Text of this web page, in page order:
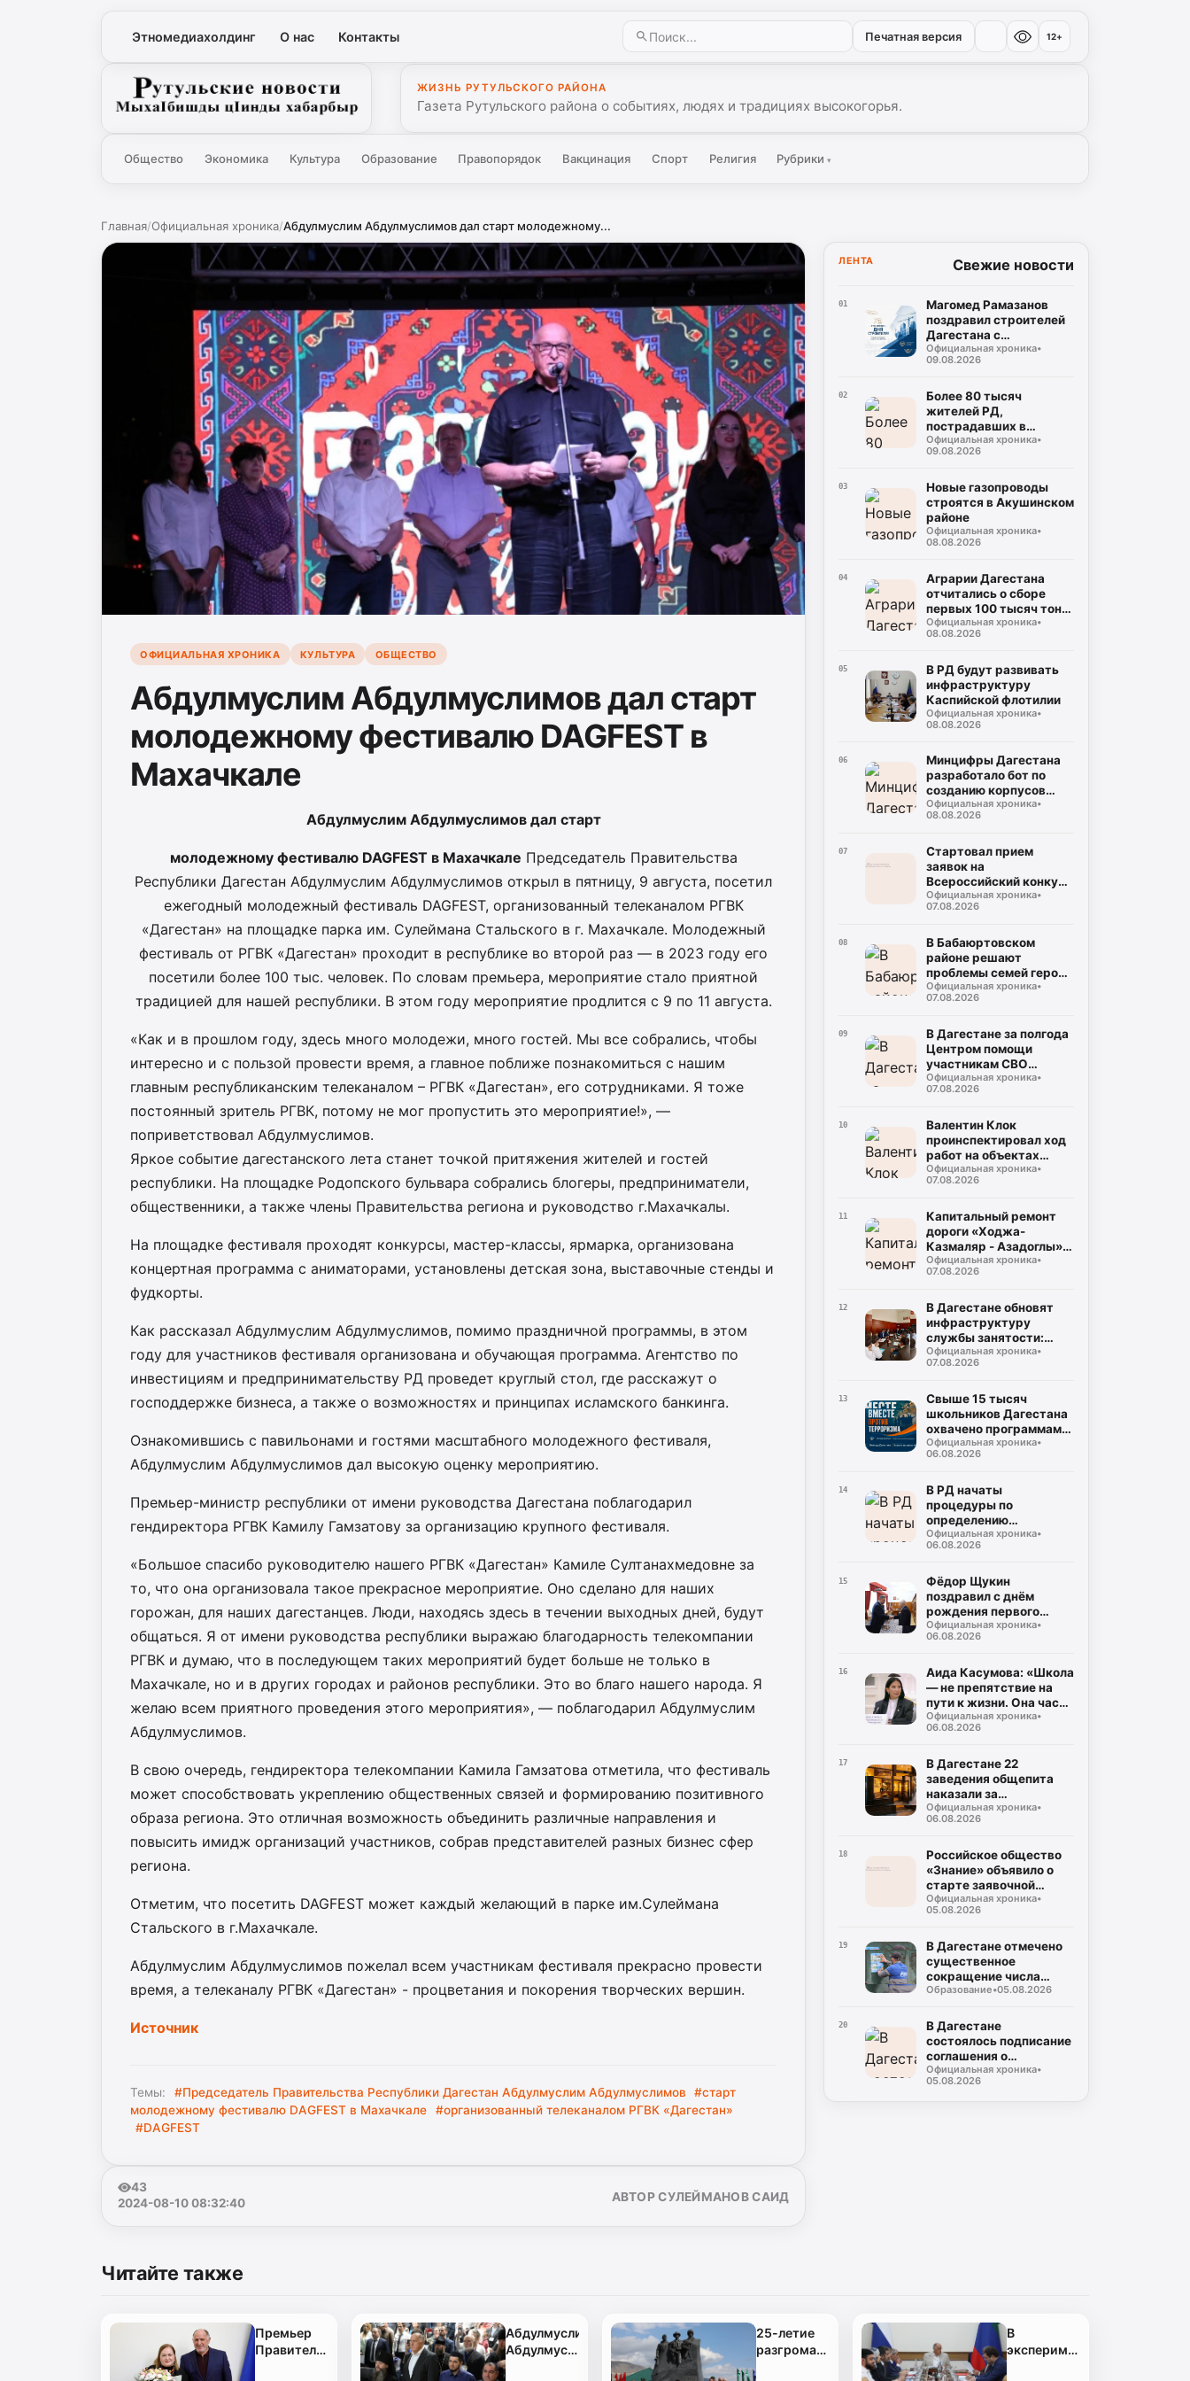
Этномедиахолдинг О нас Контакты Печатная версия 12+
Рутульские новости
ЖИЗНЬ РУТУЛЬСКОГО РАЙОНА
Газета Рутульского района о событиях, людях и традициях высокогорья.
Общество Экономика Культура Образование Правопорядок Вакцинация Спорт Религия Рубрики▾
Главная/Официальная хроника/Абдулмуслим Абдулмуслимов дал старт молодежному...
ОФИЦИАЛЬНАЯ ХРОНИКА КУЛЬТУРА ОБЩЕСТВО
Абдулмуслим Абдулмуслимов дал старт
молодежному фестивалю DAGFEST в
Махачкале
Абдулмуслим Абдулмуслимов дал старт
молодежному фестивалю DAGFEST в Махачкале Председатель Правительства
Республики Дагестан Абдулмуслим Абдулмуслимов открыл в пятницу, 9 августа, посетил
ежегодный молодежный фестиваль DAGFEST, организованный телеканалом РГВК
«Дагестан» на площадке парка им. Сулеймана Стальского в г. Махачкале. Молодежный
фестиваль от РГВК «Дагестан» проходит в республике во второй раз — в 2023 году его
посетили более 100 тыс. человек. По словам премьера, мероприятие стало приятной
традицией для нашей республики. В этом году мероприятие продлится с 9 по 11 августа.
«Как и в прошлом году, здесь много молодежи, много гостей. Мы все собрались, чтобы
интересно и с пользой провести время, а главное поближе познакомиться с нашим
главным республиканским телеканалом – РГВК «Дагестан», его сотрудниками. Я тоже
постоянный зритель РГВК, потому не мог пропустить это мероприятие!», —
поприветствовал Абдулмуслимов.
Яркое событие дагестанского лета станет точкой притяжения жителей и гостей
республики. На площадке Родопского бульвара собрались блогеры, предприниматели,
общественники, а также члены Правительства региона и руководство г.Махачкалы.
На площадке фестиваля проходят конкурсы, мастер-классы, ярмарка, организована
концертная программа с аниматорами, установлены детская зона, выставочные стенды и
фудкорты.
Как рассказал Абдулмуслим Абдулмуслимов, помимо праздничной программы, в этом
году для участников фестиваля организована и обучающая программа. Агентство по
инвестициям и предпринимательству РД проведет круглый стол, где расскажут о
господдержке бизнеса, а также о возможностях и принципах исламского банкинга.
Ознакомившись с павильонами и гостями масштабного молодежного фестиваля,
Абдулмуслим Абдулмуслимов дал высокую оценку мероприятию.
Премьер-министр республики от имени руководства Дагестана поблагодарил
гендиректора РГВК Камилу Гамзатову за организацию крупного фестиваля.
«Большое спасибо руководителю нашего РГВК «Дагестан» Камиле Султанахмедовне за
то, что она организовала такое прекрасное мероприятие. Оно сделано для наших
горожан, для наших дагестанцев. Люди, находясь здесь в течении выходных дней, будут
общаться. Я от имени руководства республики выражаю благодарность телекомпании
РГВК и думаю, что в последующем таких мероприятий будет больше не только в
Махачкале, но и в других городах и районов республики. Это во благо нашего народа. Я
желаю всем приятного проведения этого мероприятия», — поблагодарил Абдулмуслим
Абдулмуслимов.
В свою очередь, гендиректора телекомпании Камила Гамзатова отметила, что фестиваль
может способствовать укреплению общественных связей и формированию позитивного
образа региона. Это отличная возможность объединить различные направления и
повысить имидж организаций участников, собрав представителей разных бизнес сфер
региона.
Отметим, что посетить DAGFEST может каждый желающий в парке им.Сулеймана
Стальского в г.Махачкале.
Абдулмуслим Абдулмуслимов пожелал всем участникам фестиваля прекрасно провести
время, а телеканалу РГВК «Дагестан» - процветания и покорения творческих вершин.
Источник
Темы: #Председатель Правительства Республики Дагестан Абдулмуслим Абдулмуслимов
#старт
молодежному фестивалю DAGFEST в Махачкале
#организованный телеканалом РГВК «Дагестан»
#DAGFEST
43
2024-08-10 08:32:40
АВТОР СУЛЕЙМАНОВ САИД
ЛЕНТА Свежие новости
01
Магомед Рамазанов
поздравил строителей
Дагестана с
профессиональным
праздником
Официальная хроника•
09.08.2026
02
Более 80 тысяч
жителей РД,
пострадавших в
результате
чрезвычайных
финансовую
поддержку
Официальная хроника•
09.08.2026
03
Новые газопроводы
строятся в Акушинском
районе
Официальная хроника•
08.08.2026
04
Аграрии Дагестана
отчитались о сборе
первых 100 тысяч тонн
арбузов
Официальная хроника•
08.08.2026
05
В РД будут развивать
инфраструктуру
Каспийской флотилии
Официальная хроника•
08.08.2026
06
Минцифры Дагестана
разработало бот по
созданию корпусов
национальных языков
народов республики
Официальная хроника•
08.08.2026
07
Стартовал прием
заявок на
Всероссийский конкурс
«Столица детского
туризма – 2027»
Официальная хроника•
07.08.2026
08
В Бабаюртовском
районе решают
проблемы семей героев
СВО
Официальная хроника•
07.08.2026
09
В Дагестане за полгода
Центром помощи
участникам СВО
обработано около
тысячи обращений
Официальная хроника•
07.08.2026
10
Валентин Клок
проинспектировал ход
работ на объектах
водоснабжения в
Буйнакске и
Официальная хроника•
07.08.2026
11
Капитальный ремонт
дороги «Ходжа-
Казмаляр - Азадоглы» в
Магарамкентском
районе выходит на
Официальная хроника•
07.08.2026
12
В Дагестане обновят
инфраструктуру
службы занятости:
масштабная
модернизация охватит
Официальная хроника•
07.08.2026
13
Свыше 15 тысяч
школьников Дагестана
охвачено программами
социальной
профилактики в 2026
Официальная хроника•
06.08.2026
14
В РД начаты
процедуры по
определению
подрядчика для
строительства
Махачкалы
Официальная хроника•
06.08.2026
15
Фёдор Щукин
поздравил с днём
рождения первого
президента РД Муху
Алиева
Официальная хроника•
06.08.2026
16
Аида Касумова: «Школа
— не препятствие на
пути к жизни. Она часть
подготовки к этой
жизни»
Официальная хроника•
06.08.2026
17
В Дагестане 22
заведения общепита
наказали за
использование мясо-
молочной продукции
Официальная хроника•
06.08.2026
18
Российское общество
«Знание» объявило о
старте заявочной
кампании на соискание
Просветительской
Премия-2026»
Официальная хроника•
05.08.2026
19
В Дагестане отмечено
существенное
сокращение числа
случаев некорректного
Образование•05.08.2026
20
В Дагестане
состоялось подписание
соглашения о
совместном контроле
за предстоящими
Официальная хроника•
05.08.2026
Читайте также
Премьер
Правительства
Абдулмуслим
Абдулмуслимов
дал старт
25-летие
разгрома
международных
В
эксперименте
по